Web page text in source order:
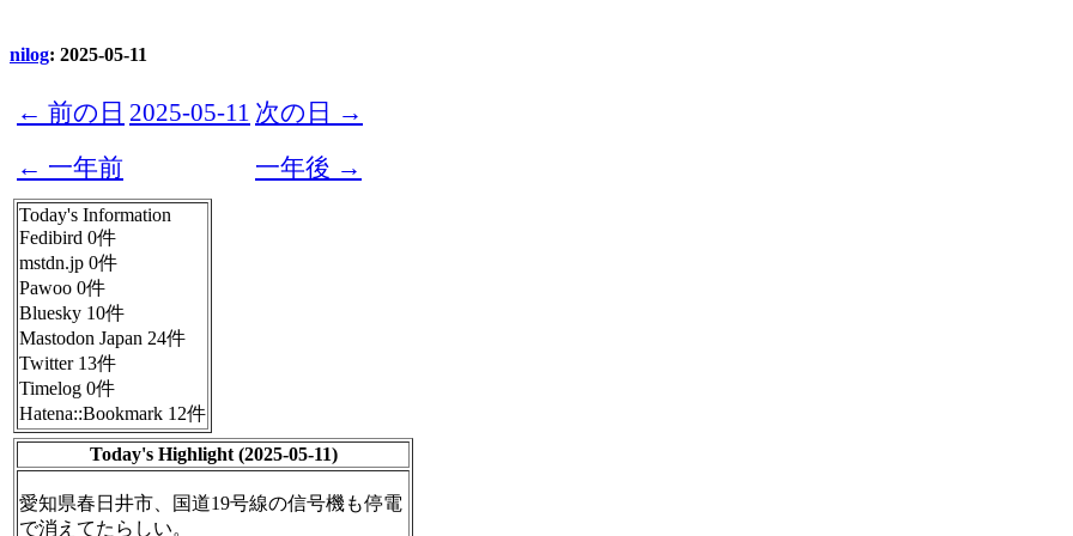
nilog: 2025-05-11
← 前の日 2025-05-11 次の日 →
← 一年前
一年後 →
Today's Information
Fedibird 0件
mstdn.jp 0件
Pawoo 0件
Bluesky 10件
Mastodon Japan 24件
Twitter 13件
Timelog 0件
Hatena::Bookmark 12件
Today's Highlight (2025-05-11)
愛知県春日井市、国道19号線の信号機も停電
で消えてたらしい。